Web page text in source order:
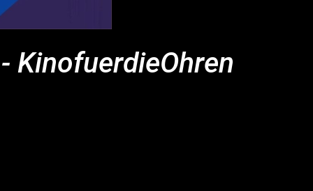
KinofuerdieOhren